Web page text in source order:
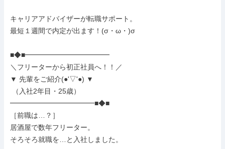
キャリアアドバイザーが転職サポート。
最短１週間で内定が出ます！(σ・ω・)σ
■◆■━━━━━━━━━━━━
＼フリーターから初正社員へ！！／
▼ 先輩をご紹介(●'▽'●) ▼
━━━━━━━━━━━━■◆■
［前職は…？］
居酒屋で数年フリーター。
そろそろ就職を…と入社しました。